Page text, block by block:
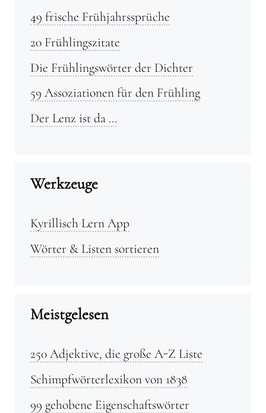
49 frische Frühjahrssprüche
20 Frühlingszitate
Die Frühlingswörter der Dichter
59 Assoziationen für den Frühling
Der Lenz ist da …
Werkzeuge
Kyrillisch Lern App
Wörter & Listen sortieren
Meistgelesen
250 Adjektive, die große A-Z Liste
Schimpfwörterlexikon von 1838
99 gehobene Eigenschaftswörter